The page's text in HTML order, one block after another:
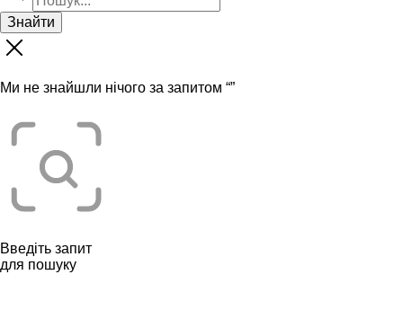
Знайти
Ми не знайшли нічого за запитом “”
Введіть запит
для пошуку